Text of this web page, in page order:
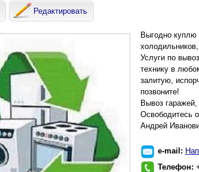
Редактировать
Выгодно куплю
Услуги по
технику в
залитую,
позвоните!
Вывоз
Освободитесь
Андрей
e-mail:
Телефон: